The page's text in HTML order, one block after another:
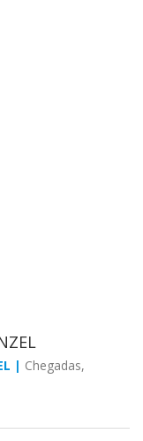
| Chegadas,